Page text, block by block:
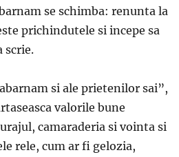
se schimba: renunta la
prichindutele si incepe sa
scrie.
si ale prietenilor sai”,
valorile bune
camaraderia si vointa si
rele, cum ar fi gelozia,